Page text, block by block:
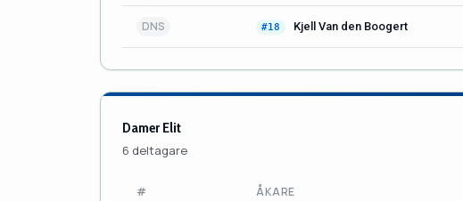
DNS #18 Kjell Van den Boogert
Damer Elit
6 deltagare
# ÅKARE